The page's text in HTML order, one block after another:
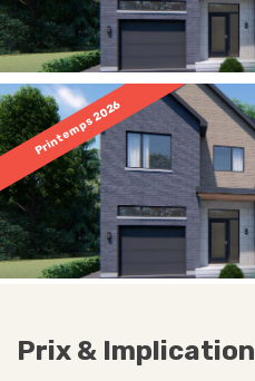
Printemps 2026
Prix & Implication